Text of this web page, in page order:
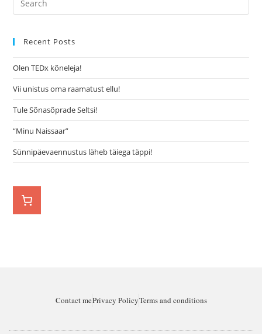
Recent Posts
Olen TEDx kõneleja!
Vii unistus oma raamatust ellu!
Tule Sõnasõprade Seltsi!
“Minu Naissaar”
Sünnipäevaennustus läheb täiega täppi!
Contact mePrivacy PolicyTerms and conditions